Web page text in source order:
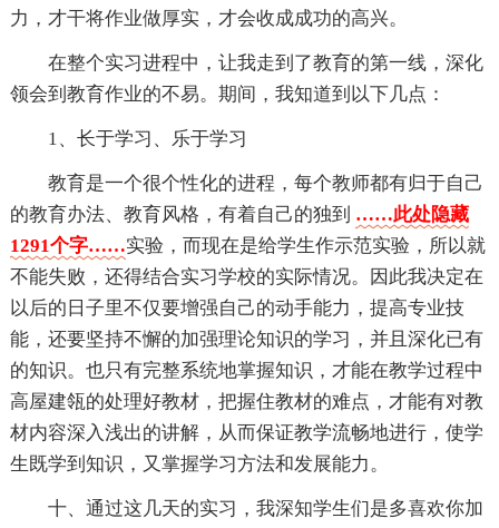
力，才干将作业做厚实，才会收成成功的高兴。
在整个实习进程中，让我走到了教育的第一线，深化
领会到教育作业的不易。期间，我知道到以下几点：
1、长于学习、乐于学习
教育是一个很个性化的进程，每个教师都有归于自己
的教育办法、教育风格，有着自己的独到 ……此处隐藏
1291个字……实验，而现在是给学生作示范实验，所以就
不能失败，还得结合实习学校的实际情况。因此我决定在
以后的日子里不仅要增强自己的动手能力，提高专业技
能，还要坚持不懈的加强理论知识的学习，并且深化已有
的知识。也只有完整系统地掌握知识，才能在教学过程中
高屋建瓴的处理好教材，把握住教材的难点，才能有对教
材内容深入浅出的讲解，从而保证教学流畅地进行，使学
生既学到知识，又掌握学习方法和发展能力。
十、通过这几天的实习，我深知学生们是多喜欢你加